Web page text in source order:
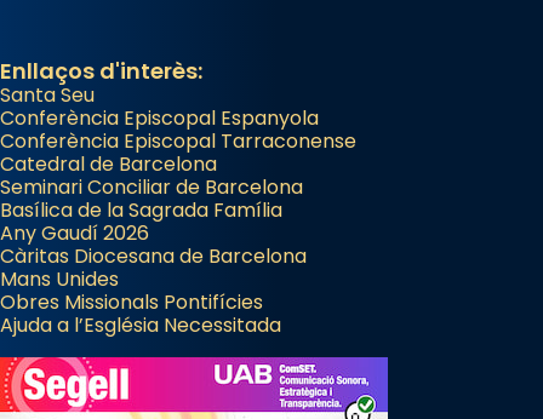
Enllaços d'interès:
Santa Seu
Conferència Episcopal Espanyola
Conferència Episcopal Tarraconense
Catedral de Barcelona
Seminari Conciliar de Barcelona
Basílica de la Sagrada Família
Any Gaudí 2026
Càritas Diocesana de Barcelona
Mans Unides
Obres Missionals Pontifícies
Ajuda a l’Església Necessitada